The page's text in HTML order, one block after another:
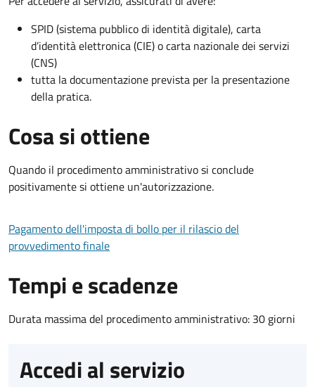
SPID (sistema pubblico di identità digitale), carta
d’identità elettronica (CIE) o carta nazionale dei servizi
(CNS)
tutta la documentazione prevista per la presentazione
della pratica.
Cosa si ottiene
Quando il procedimento amministrativo si conclude
positivamente si ottiene un'autorizzazione.
Pagamento dell'imposta di bollo per il rilascio del
provvedimento finale
Tempi e scadenze
Durata massima del procedimento amministrativo: 30 giorni
Accedi al servizio